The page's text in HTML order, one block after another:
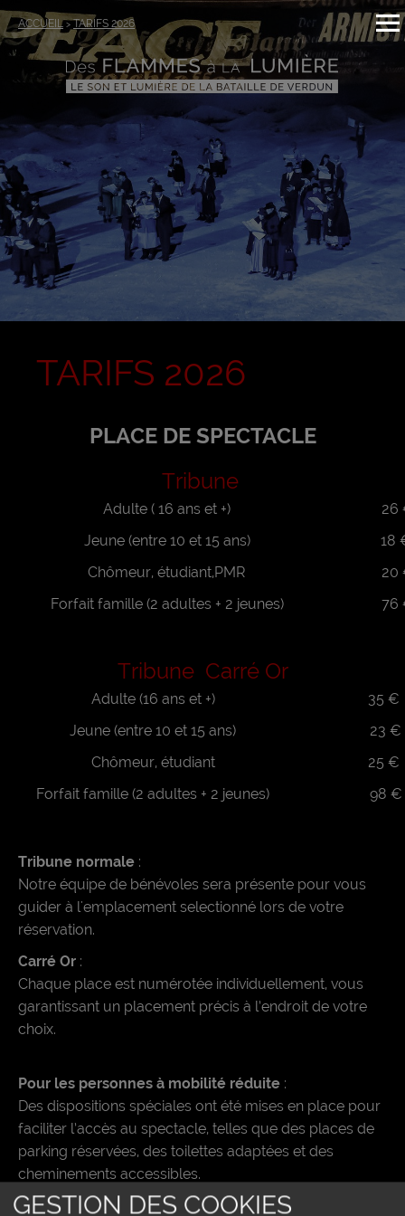
ACCUEIL >TARIFS 2026
TARIFS 2026
PLACE DE SPECTACLE
Tribune
Adulte ( 16 ans et +)
26
Jeune (entre 10 et 15 ans)
18
Chômeur, étudiant,PMR
20
Forfait famille (2 adultes + 2 jeunes)
76
Tribune Carré Or
Adulte (16 ans et +)
35 €
Jeune (entre 10 et 15 ans)
23 €
Chômeur, étudiant
25 €
Forfait famille (2 adultes + 2 jeunes)
98 €
Tribune normale :
Notre équipe de bénévoles sera présente pour vous
guider à l'emplacement selectionné lors de votre
réservation.
Carré Or :
Chaque place est numérotée individuellement, vous
garantissant un placement précis à l’endroit de votre
choix.
Pour les personnes à mobilité réduite :
Des dispositions spéciales ont été mises en place pour
faciliter l’accès au spectacle, telles que des places de
parking réservées, des toilettes adaptées et des
cheminements accessibles.
Merci de nous signaler votre venue lors de votre
GESTION DES COOKIES